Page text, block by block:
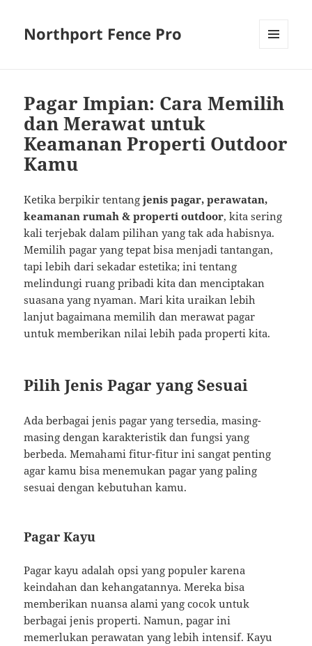
Northport Fence Pro
Pagar Impian: Cara Memilih
dan Merawat untuk
Keamanan Properti Outdoor
Kamu
Ketika berpikir tentangjenis pagar, perawatan,
keamanan rumah & properti outdoor, kita sering
kali terjebak dalam pilihan yang tak ada habisnya.
Memilih pagar yang tepat bisa menjadi tantangan,
tapi lebih dari sekadar estetika; ini tentang
melindungi ruang pribadi kita dan menciptakan
suasana yang nyaman. Mari kita uraikan lebih
lanjut bagaimana memilih dan merawat pagar
untuk memberikan nilai lebih pada properti kita.
Pilih Jenis Pagar yang Sesuai
Ada berbagai jenis pagar yang tersedia, masing-
masing dengan karakteristik dan fungsi yang
berbeda. Memahami fitur-fitur ini sangat penting
agar kamu bisa menemukan pagar yang paling
sesuai dengan kebutuhan kamu.
Pagar Kayu
Pagar kayu adalah opsi yang populer karena
keindahan dan kehangatannya. Mereka bisa
memberikan nuansa alami yang cocok untuk
berbagai jenis properti. Namun, pagar ini
memerlukan perawatan yang lebih intensif. Kayu